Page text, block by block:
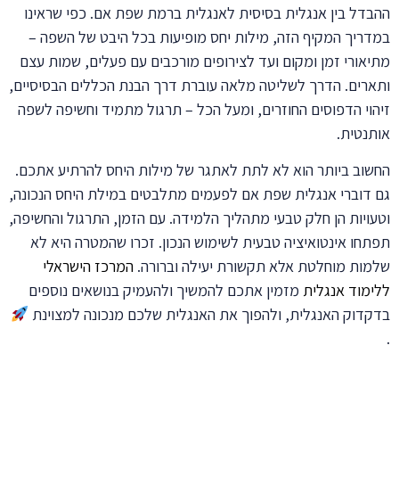
ההבדל בין אנגלית בסיסית לאנגלית ברמת שפת אם. כפי שראינו
במדריך המקיף הזה, מילות יחס מופיעות בכל היבט של השפה –
מתיאורי זמן ומקום ועד לצירופים מורכבים עם פעלים, שמות עצם
ותארים. הדרך לשליטה מלאה עוברת דרך הבנת הכללים הבסיסיים,
זיהוי הדפוסים החוזרים, ומעל הכל – תרגול מתמיד וחשיפה לשפה
אותנטית.
החשוב ביותר הוא לא לתת לאתגר של מילות היחס להרתיע אתכם.
גם דוברי אנגלית שפת אם לפעמים מתלבטים במילת היחס הנכונה,
וטעויות הן חלק טבעי מתהליך הלמידה. עם הזמן, התרגול והחשיפה,
תפתחו אינטואיציה טבעית לשימוש הנכון. זכרו שהמטרה היא לא
שלמות מוחלטת אלא תקשורת יעילה וברורה. המרכז הישראלי
ללימוד אנגלית מזמין אתכם להמשיך ולהעמיק בנושאים נוספים
בדקדוק האנגלית, ולהפוך את האנגלית שלכם מנכונה למצוינת
.